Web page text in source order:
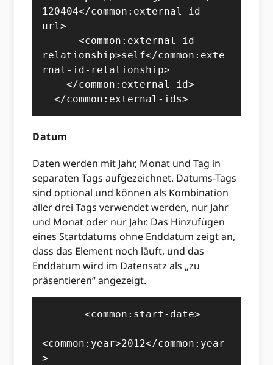
120404</common:external-id-
url>
      <common:external-id-
relationship>self</common:exte
rnal-id-relationship>
    </common:external-id>
  </common:external-ids>
Datum
Daten werden mit Jahr, Monat und Tag in
separaten Tags aufgezeichnet. Datums-Tags
sind optional und können als Kombination
aller drei Tags verwendet werden, nur Jahr
und Monat oder nur Jahr. Das Hinzufügen
eines Startdatums ohne Enddatum zeigt an,
dass das Element noch läuft, und das
Enddatum wird im Datensatz als „zu
präsentieren“ angezeigt.
       <common:start-date>
<common:year>2012</common:year
>